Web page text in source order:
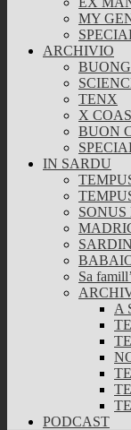
MY
ARCHIVIO
TENX
X
BUON
IN SARDU
SONUS
Sa
A
PODCAST